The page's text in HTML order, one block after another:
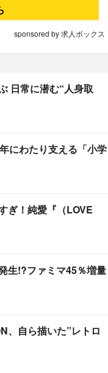
sponsored by 求人ボックス
日常に潜む“人身取
にわたり支える「小学
ぎ！純愛『（LOVE
生!?ファミマ45％増量
自ら描いた”レトロ